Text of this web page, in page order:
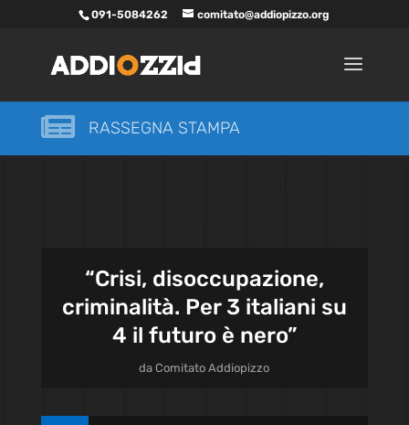
091-5084262 comitato@addiopizzo.org
 RASSEGNA STAMPA
“Crisi, disoccupazione,
criminalità. Per 3 italiani su
4 il futuro è nero”
daComitato Addiopizzo